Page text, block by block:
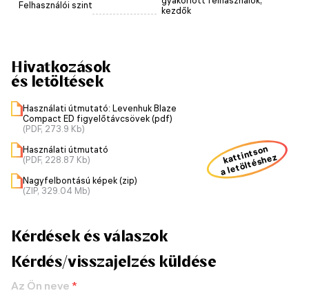
Felhasználói szint
kezdők
Hivatkozások
és letöltések
Használati útmutató: Levenhuk Blaze
Compact ED figyelőtávcsövek (pdf)
(PDF, 273.9 Kb)
Használati útmutató
(PDF, 228.87 Kb)
Nagyfelbontású képek (zip)
(ZIP, 329.04 Mb)
kattintson
a letöltéshez
Kérdések és válaszok
Kérdés/visszajelzés küldése
Az Ön neve *